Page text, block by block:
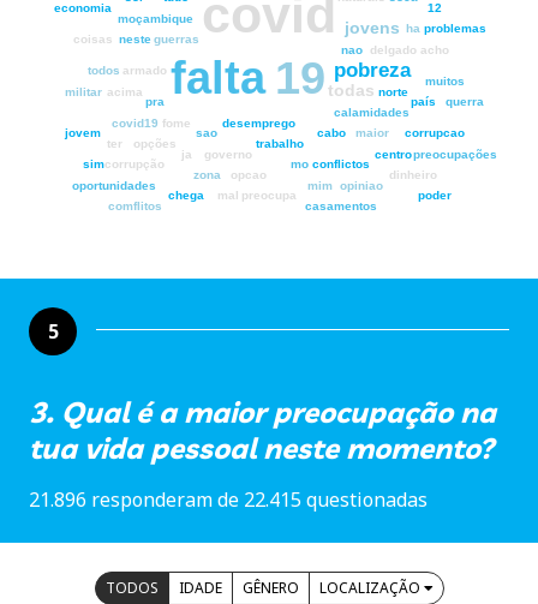
covid
19
falta pobreza
todas
jovens
calamidades
desemprego
guerras
nao
fome
maior
moçambique
cabo
delgado
sao
trabalho
opções
norte
armado
pra
centro
governo
conflictos
corrupção
covid19
neste
acima
dinheiro
ha
mo
opcao
país
zona
corrupcao
ja
opiniao
oportunidades
ter
todos
12
acho
mim
muitos
poder
preocupa
preocupações
problemas
casamentos
chega
coisas
comflitos
economia
jovem
mal
militar
querra
sim
5
3. Qual é a maior preocupação na
tua vida pessoal neste momento?
21.896 responderam de 22.415 questionadas
TODOS IDADE GÊNERO LOCALIZAÇÃO